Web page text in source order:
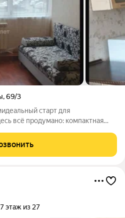
,69/3
старт для
всё продумано: компактная
не нужно переделывать. Вся
уже
этаж из 27